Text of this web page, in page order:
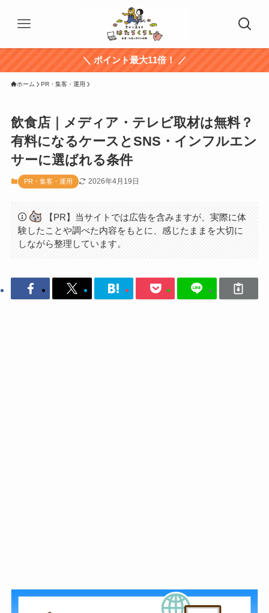
＼ ポイント最大11倍！ ／
ホーム PR・集客・運用
飲食店｜メディア・テレビ取材は無料？
有料になるケースとSNS・インフルエン
サーに選ばれる条件
PR・集客・運用 2026年4月19日
【PR】当サイトでは広告を含みますが、実際に体
験したことや調べた内容をもとに、感じたままを大切に
しながら整理しています。